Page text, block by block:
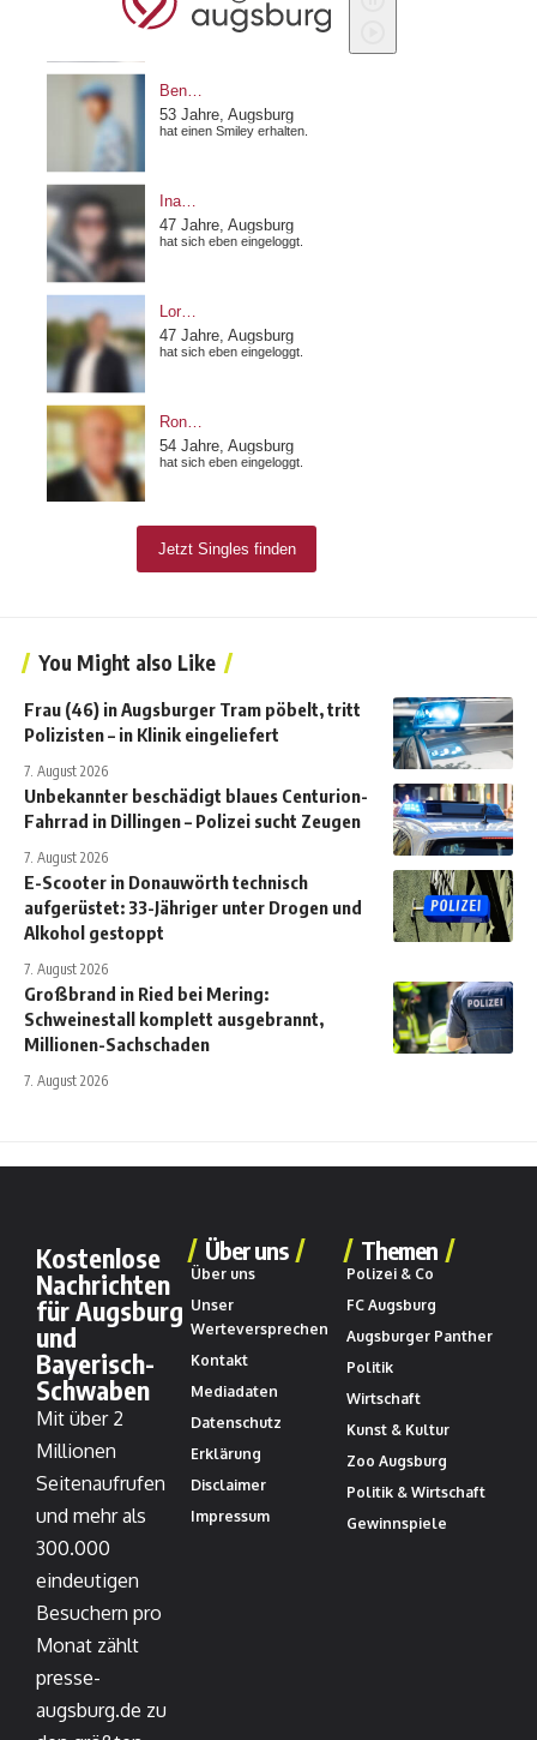
You Might also Like
Frau (46) in Augsburger Tram pöbelt, tritt
Polizisten – in Klinik eingeliefert
7. August 2026
Unbekannter beschädigt blaues Centurion-
Fahrrad in Dillingen – Polizei sucht Zeugen
7. August 2026
E-Scooter in Donauwörth technisch
aufgerüstet: 33-Jähriger unter Drogen und
Alkohol gestoppt
7. August 2026
Großbrand in Ried bei Mering:
Schweinestall komplett ausgebrannt,
Millionen-Sachschaden
7. August 2026
Kostenlose
Nachrichten
für Augsburg
und
Bayerisch-
Schwaben
Mit über 2
Millionen
Seitenaufrufen
und mehr als
300.000
eindeutigen
Besuchern pro
Monat zählt
presse-
augsburg.de zu
Über uns
Über uns
Unser
Werteversprechen
Kontakt
Mediadaten
Datenschutz
Erklärung
Disclaimer
Impressum
Themen
Polizei & Co
FC Augsburg
Augsburger Panther
Politik
Wirtschaft
Kunst & Kultur
Zoo Augsburg
Politik & Wirtschaft
Gewinnspiele